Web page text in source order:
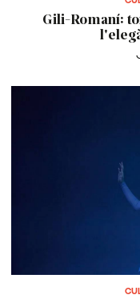
Gili-Romaní: